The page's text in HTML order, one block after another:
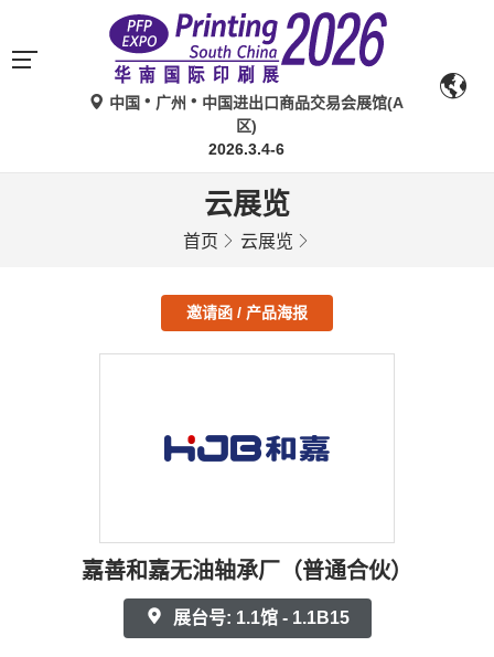
中国 广州
中国进出口商品交易会展馆(A
区)
2026.3.4-6
云展览
首页 云展览
邀请函 / 产品海报
嘉善和嘉无油轴承厂（普通合伙）
展台号: 1.1馆 - 1.1B15